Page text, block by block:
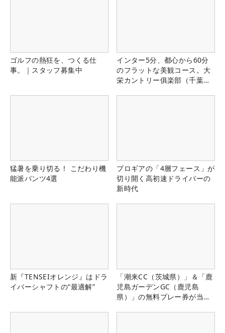
ゴルフの熱狂を、つくる仕
事。｜スタッフ募集中
インター5分、都心から60分
のフラットな美観コース。大
栄カントリー俱楽部（千葉
猛暑を乗り切る！ こだわり機
能派パンツ4選
プロギアの「4層フェース」が
切り開く高初速ドライバーの
新時代
新『TENSEIオレンジ』はドラ
イバーシャフトの“最適解”
「潮来CC（茨城県）」＆「鹿
児島ガーデンGC（鹿児島
県）」の無料プレー券が当た